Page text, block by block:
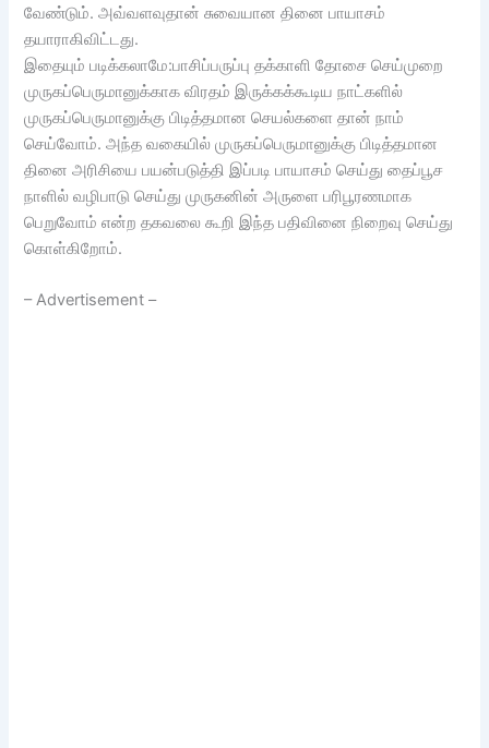
வேண்டும். அவ்வளவுதான் சுவையான தினை பாயாசம்
தயாராகிவிட்டது.
இதையும் படிக்கலாமே:பாசிப்பருப்பு தக்காளி தோசை செய்முறை
முருகப்பெருமானுக்காக விரதம் இருக்கக்கூடிய நாட்களில்
முருகப்பெருமானுக்கு பிடித்தமான செயல்களை தான் நாம்
செய்வோம். அந்த வகையில் முருகப்பெருமானுக்கு பிடித்தமான
தினை அரிசியை பயன்படுத்தி இப்படி பாயாசம் செய்து தைப்பூச
நாளில் வழிபாடு செய்து முருகனின் அருளை பரிபூரணமாக
பெறுவோம் என்ற தகவலை கூறி இந்த பதிவினை நிறைவு செய்து
கொள்கிறோம்.
– Advertisement –